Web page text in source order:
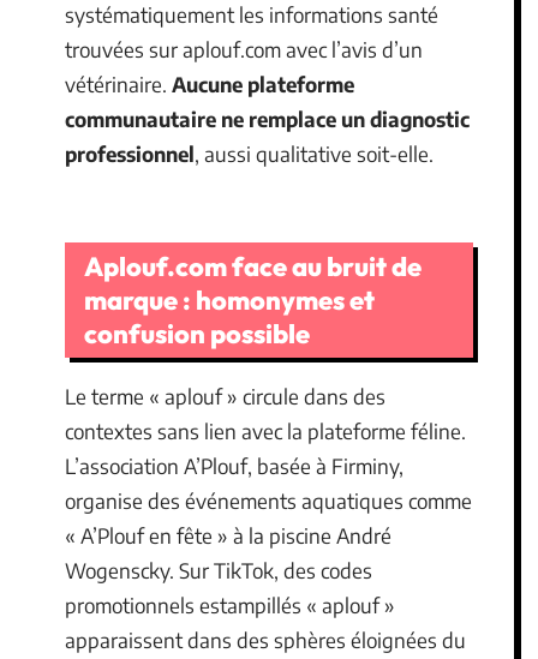
systématiquement les informations santé
trouvées sur aplouf.com avec l’avis d’un
vétérinaire. Aucune plateforme
communautaire ne remplace un diagnostic
professionnel, aussi qualitative soit-elle.
Aplouf.com face au bruit de
marque : homonymes et
confusion possible
Le terme « aplouf » circule dans des
contextes sans lien avec la plateforme féline.
L’association A’Plouf, basée à Firminy,
organise des événements aquatiques comme
« A’Plouf en fête » à la piscine André
Wogenscky. Sur TikTok, des codes
promotionnels estampillés « aplouf »
apparaissent dans des sphères éloignées du